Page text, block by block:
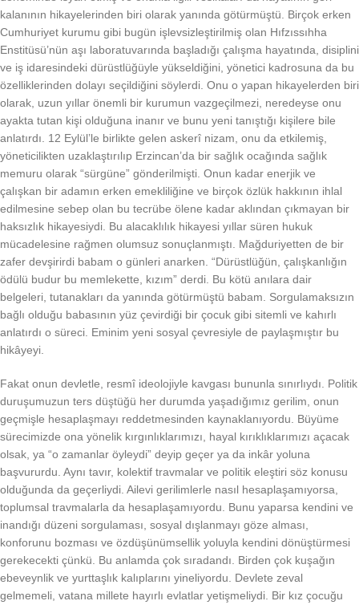
kalanının hikayelerinden biri olarak yanında götürmüştü. Birçok erken
Cumhuriyet kurumu gibi bugün işlevsizleştirilmiş olan Hıfzıssıhha
Enstitüsü’nün aşı laboratuvarında başladığı çalışma hayatında, disiplini
ve iş idaresindeki dürüstlüğüyle yükseldiğini, yönetici kadrosuna da bu
özelliklerinden dolayı seçildiğini söylerdi. Onu o yapan hikayelerden biri
olarak, uzun yıllar önemli bir kurumun vazgeçilmezi, neredeyse onu
ayakta tutan kişi olduğuna inanır ve bunu yeni tanıştığı kişilere bile
anlatırdı. 12 Eylül’le birlikte gelen askerî nizam, onu da etkilemiş,
yöneticilikten uzaklaştırılıp Erzincan’da bir sağlık ocağında sağlık
memuru olarak “sürgüne” gönderilmişti. Onun kadar enerjik ve
çalışkan bir adamın erken emekliliğine ve birçok özlük hakkının ihlal
edilmesine sebep olan bu tecrübe ölene kadar aklından çıkmayan bir
haksızlık hikayesiydi. Bu alacaklılık hikayesi yıllar süren hukuk
mücadelesine rağmen olumsuz sonuçlanmıştı. Mağduriyetten de bir
zafer devşirirdi babam o günleri anarken. “Dürüstlüğün, çalışkanlığın
ödülü budur bu memlekette, kızım” derdi. Bu kötü anılara dair
belgeleri, tutanakları da yanında götürmüştü babam. Sorgulamaksızın
bağlı olduğu babasının yüz çevirdiği bir çocuk gibi sitemli ve kahırlı
anlatırdı o süreci. Eminim yeni sosyal çevresiyle de paylaşmıştır bu
hikâyeyi.
Fakat onun devletle, resmî ideolojiyle kavgası bununla sınırlıydı. Politik
duruşumuzun ters düştüğü her durumda yaşadığımız gerilim, onun
geçmişle hesaplaşmayı reddetmesinden kaynaklanıyordu. Büyüme
sürecimizde ona yönelik kırgınlıklarımızı, hayal kırıklıklarımızı açacak
olsak, ya “o zamanlar öyleydi” deyip geçer ya da inkâr yoluna
başvururdu. Aynı tavır, kolektif travmalar ve politik eleştiri söz konusu
olduğunda da geçerliydi. Ailevi gerilimlerle nasıl hesaplaşamıyorsa,
toplumsal travmalarla da hesaplaşamıyordu. Bunu yaparsa kendini ve
inandığı düzeni sorgulaması, sosyal dışlanmayı göze alması,
konforunu bozması ve özdüşünümsellik yoluyla kendini dönüştürmesi
gerekecekti çünkü. Bu anlamda çok sıradandı. Birden çok kuşağın
ebeveynlik ve yurttaşlık kalıplarını yineliyordu. Devlete zeval
gelmemeli, vatana millete hayırlı evlatlar yetişmeliydi. Bir kız çocuğu